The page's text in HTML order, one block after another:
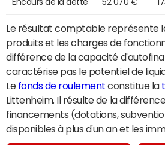
Le résultat comptable représente
produits et les charges de
différence de la capacité
caractérise pas le potentiel de
Le fonds de roulement constitue la
Littenheim. Il résulte de la
financements (dotations,
disponibles à plus d'un an et les